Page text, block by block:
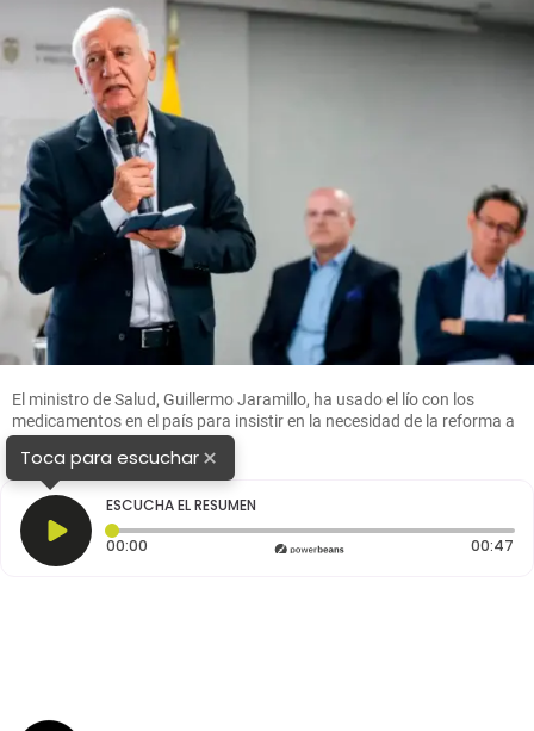
El ministro de Salud, Guillermo Jaramillo, ha usado el lío con los
medicamentos en el país para insistir en la necesidad de la reforma a
la salud. FOTO COLPRENSA
Toca para escuchar×
ESCUCHA EL RESUMEN
00:00 Tiempo transcurrido: 0 segundos 00:47